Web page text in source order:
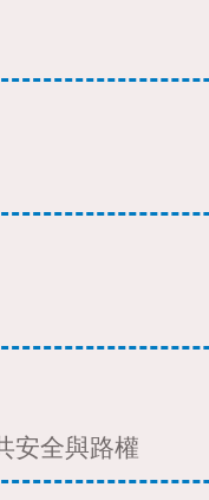
安全與路權